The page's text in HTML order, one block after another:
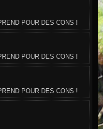
POUR DES CONS !
POUR DES CONS !
POUR DES CONS !